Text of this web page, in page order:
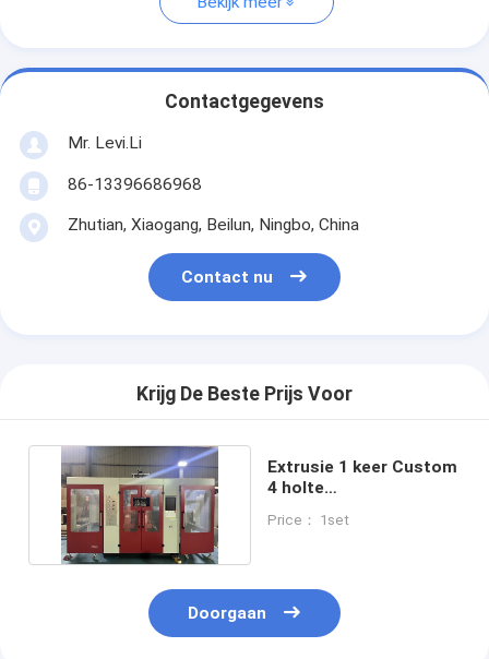
Contactgegevens
Mr. Levi.Li
86-13396686968
Zhutian, Xiaogang, Beilun, Ningbo, China
Contact nu
Krijg De Beste Prijs Voor
Extrusie 1 keer Custom
4 holte
Automatisch
Price： 1set
Doorgaan